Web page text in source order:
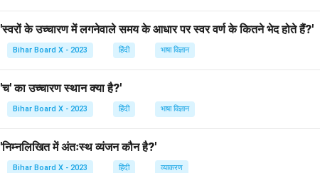
Download Solution in PDF
'स्वरों के उच्चारण में लगनेवाले समय के आधार पर स्वर वर्ण के कितने भेद होते हैं?'
Bihar Board X - 2023 हिंदी भाषा विज्ञान
'च' का उच्चारण स्थान क्या है?'
Bihar Board X - 2023 हिंदी भाषा विज्ञान
'निम्नलिखित में अंतःस्थ व्यंजन कौन है?'
Bihar Board X - 2023 हिंदी व्याकरण